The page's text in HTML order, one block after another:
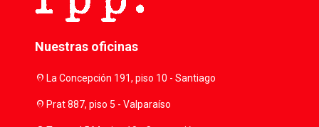
Nuestras oficinas
location_onLa Concepción 191, piso 10 - Santiago
location_onPrat 887, piso 5 - Valparaíso